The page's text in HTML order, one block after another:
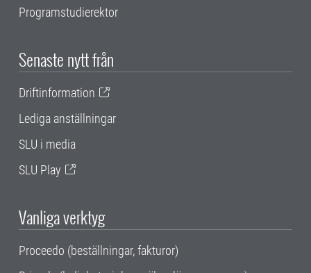
Programstudierektor
Senaste nytt från
Driftinformation
Lediga anställningar
SLU i media
SLU Play
Vanliga verktyg
Proceedo (beställningar, fakturor)